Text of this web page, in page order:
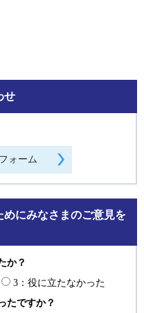
せ
にみなさまのご意見を
か？
3：役に立たなかった
たですか？